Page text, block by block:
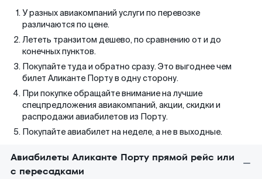
У разных авиакомпаний услуги по перевозке
различаются по цене.
Лететь транзитом дешево, по сравнению от и до
конечных пунктов.
Покупайте туда и обратно сразу. Это выгоднее чем
билет Аликанте Порту в одну сторону.
При покупке обращайте внимание на лучшие
спецпредложения авиакомпаний, акции, скидки и
распродажи авиабилетов из Порту.
Покупайте авиабилет на неделе, а не в выходные.
Авиабилеты Аликанте Порту прямой рейс или
с пересадками